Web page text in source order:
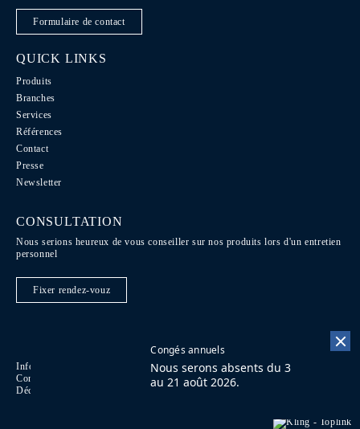
Congés annuels
Nous serons absents du 3
au 21 août 2026.
Formulaire de contact
QUICK LINKS
Produits
Branches
Services
Références
Contact
Presse
Newsletter
CONSULTATION
Nous serions heureux de vous conseiller sur nos produits lors d'un entretien
personnel
Fixer rendez-vouz
Informations légales
Code de conduite
Conditions Juridiques
Contact
Déclaration d'accessibilité